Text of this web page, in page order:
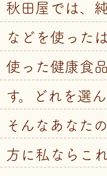
秋田屋では、
などを使った
使った健康食
す。どれを選
そんなあなた
方に私ならこ